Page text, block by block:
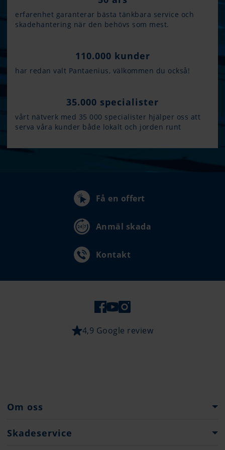
erfarenhet garanterar bästa tänkbara service och
skadehantering när den behövs som mest.
110.000 kunder
har redan valt Pantaenius, välkommen du också!
35.000 specialister
vårt nätverk med 35 000 specialister hjälper oss att
serva våra kunder både lokalt och jorden runt
Få en offert
Anmäl skada
Kontakt
4,9 Google review
Om oss
Pantaenius Gruppen
Skadeservice